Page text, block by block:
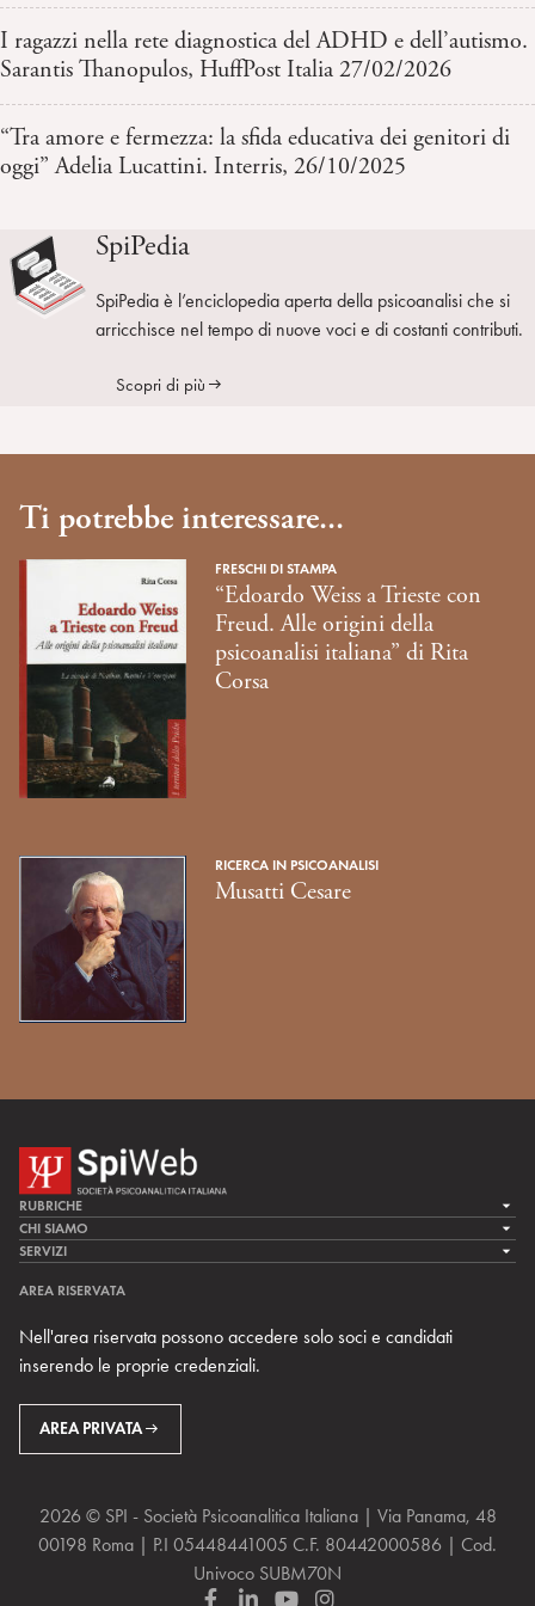
I ragazzi nella rete diagnostica del ADHD e dell’autismo.
Sarantis Thanopulos, HuffPost Italia 27/02/2026
“Tra amore e fermezza: la sfida educativa dei genitori di
oggi” Adelia Lucattini. Interris, 26/10/2025
SpiPedia
SpiPedia è l’enciclopedia aperta della psicoanalisi che si
arricchisce nel tempo di nuove voci e di costanti contributi.
Scopri di più
Ti potrebbe interessare...
FRESCHI DI STAMPA
“Edoardo Weiss a Trieste con
Freud. Alle origini della
psicoanalisi italiana” di Rita
Corsa
RICERCA IN PSICOANALISI
Musatti Cesare
RUBRICHE
LA CURA
LA RICERCA
MULTIMEDIA
CHI SIAMO
LA SPI
TEAM DI SPIWEB
CONTATTI
RIVISTE
SERVIZI
ARCHIVIO STORICO
AREA RISERVATA
Nell'area riservata possono accedere solo soci e candidati
inserendo le proprie credenziali.
AREA PRIVATA
2026 © SPI - Società Psicoanalitica Italiana | Via Panama, 48
00198 Roma | P.I 05448441005 C.F. 80442000586 | Cod.
Univoco SUBM70N